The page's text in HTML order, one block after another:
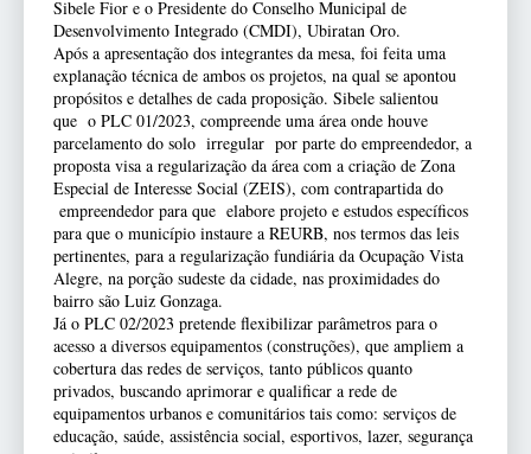
Sibele Fior e o Presidente do Conselho Municipal de
Desenvolvimento Integrado (CMDI), Ubiratan Oro.
Após a apresentação dos integrantes da mesa, foi feita uma
explanação técnica de ambos os projetos, na qual se apontou
propósitos e detalhes de cada proposição. Sibele salientou
que o PLC 01/2023, compreende uma área onde houve
parcelamento do solo irregular por parte do empreendedor, a
proposta visa a regularização da área com a criação de Zona
Especial de Interesse Social (ZEIS), com contrapartida do
empreendedor para que elabore projeto e estudos específicos
para que o município instaure a REURB, nos termos das leis
pertinentes, para a regularização fundiária da Ocupação Vista
Alegre, na porção sudeste da cidade, nas proximidades do
bairro são Luiz Gonzaga.
Já o PLC 02/2023 pretende flexibilizar parâmetros para o
acesso a diversos equipamentos (construções), que ampliem a
cobertura das redes de serviços, tanto públicos quanto
privados, buscando aprimorar e qualificar a rede de
equipamentos urbanos e comunitários tais como: serviços de
educação, saúde, assistência social, esportivos, lazer, segurança